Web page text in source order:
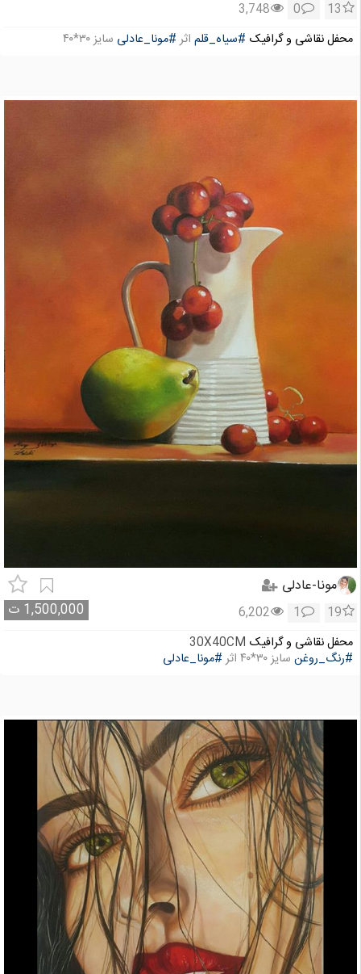
13
0
3,748
محفل نقاشی و گرافیک #سیاه_قلم اثر#مونا_عادلی سایز ۳۰*۴۰
مونا-عادلی
1,500,000 ت 19
1
6,202
محفل نقاشی و گرافیک 30X40CM
#رنگ_روغن سایز ۳۰*۴۰ اثر #مونا_عادلی